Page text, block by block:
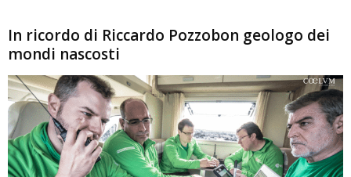
In ricordo di Riccardo Pozzobon geologo dei
mondi nascosti